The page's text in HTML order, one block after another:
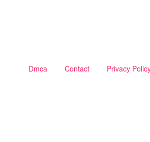
Dmca Contact Privacy